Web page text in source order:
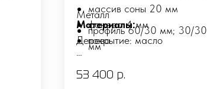
Материалы:
Дерево
массив соны 20 мм
фанера 4 мм
покрытие: масло
Металл
профиль 60/30 мм; 30/30
мм
Возможно изготовление по
индивидуальным размерам и
53 400 р.